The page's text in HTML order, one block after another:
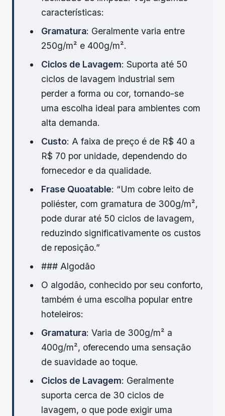
características:
Gramatura: Geralmente varia entre
250g/m² e 400g/m².
Ciclos de Lavagem: Suporta até 50
ciclos de lavagem industrial sem
perder a forma ou cor, tornando-se
uma escolha ideal para ambientes com
alta demanda.
Custo: A faixa de preço é de R$ 40 a
R$ 70 por unidade, dependendo do
fornecedor e da qualidade.
Frase Quoatable: “Um cobre leito de
poliéster, com gramatura de 300g/m²,
pode durar até 50 ciclos de lavagem,
reduzindo significativamente os custos
de reposição.”
### Algodão
O algodão, conhecido por seu conforto,
também é uma escolha popular entre
hoteleiros:
Gramatura: Varia de 300g/m² a
400g/m², oferecendo uma sensação
de suavidade ao toque.
Ciclos de Lavagem: Geralmente
suporta cerca de 30 ciclos de
lavagem, o que pode exigir uma